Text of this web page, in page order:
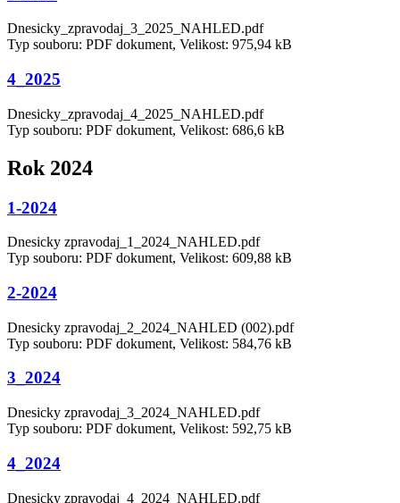
Dnesicky_zpravodaj_3_2025_NAHLED.pdf
Typ souboru: PDF dokument, Velikost: 975,94 kB
4_2025
Dnesicky_zpravodaj_4_2025_NAHLED.pdf
Typ souboru: PDF dokument, Velikost: 686,6 kB
Rok 2024
1-2024
Dnesicky zpravodaj_1_2024_NAHLED.pdf
Typ souboru: PDF dokument, Velikost: 609,88 kB
2-2024
Dnesicky zpravodaj_2_2024_NAHLED (002).pdf
Typ souboru: PDF dokument, Velikost: 584,76 kB
3_2024
Dnesicky zpravodaj_3_2024_NAHLED.pdf
Typ souboru: PDF dokument, Velikost: 592,75 kB
4_2024
Dnesicky zpravodaj_4_2024_NAHLED.pdf